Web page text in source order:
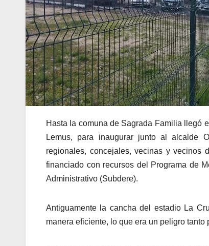
Hasta la comuna de Sagrada Familia llegó
Lemus, para inaugurar junto al alcalde
regionales, concejales, vecinas y vecinos
financiado con recursos del Programa de
Administrativo (Subdere).
Antiguamente la cancha del estadio La
manera eficiente, lo que era un peligro